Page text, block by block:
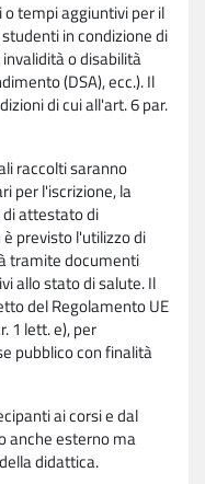
tempi aggiuntivi per il
in condizione di
o disabilità
(DSA), ecc.). Il
di cui all'art. 6 par.
raccolti saranno
per l'iscrizione, la
attestato di
previsto l'utilizzo di
tramite documenti
allo stato di salute. Il
del Regolamento UE
1 lett. e), per
pubblico con finalità
ai corsi e dal
anche esterno ma
didattica.